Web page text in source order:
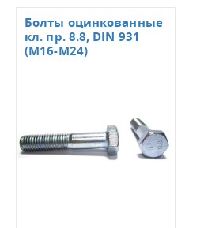
Болты оцинкованные
кл. пр. 8.8, DIN 931
(М16-М24)